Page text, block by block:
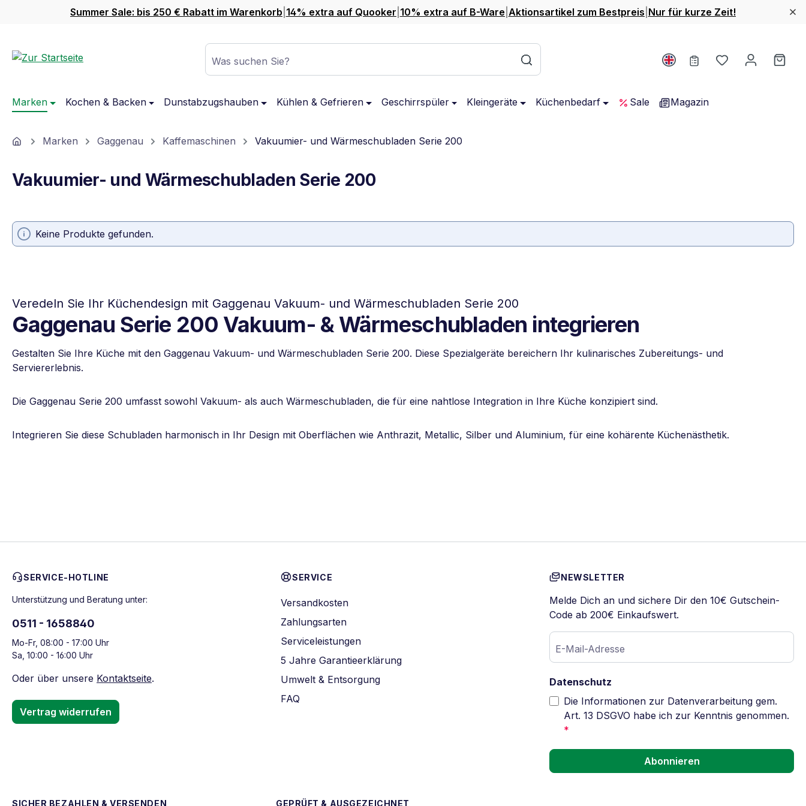
Hauptinhalt springen
Zur Suche springen
Zur Hauptnavigation springen
Summer Sale: bis 250 € Rabatt im Warenkorb 14% extra auf Quooker 10% extra auf B-Ware Aktionsartikel zum Bestpreis Nur für kurze Zeit!
Was suchen Sie? Du hast 0
Marken Kochen & Backen Dunstabzugshauben Kühlen & Gefrieren Geschirrspüler Kleingeräte Küchenbedarf Sale Magazin
HomeMarken Gaggenau Kaffemaschinen Vakuumier- und Wärmeschubladen Serie 200
Vakuumier- und Wärmeschubladen Serie 200
Keine Produkte gefunden.
Veredeln Sie Ihr Küchendesign mit Gaggenau Vakuum- und Wärmeschubladen Serie 200
Gaggenau Serie 200 Vakuum- & Wärmeschubladen integrieren
Gestalten Sie Ihre Küche mit den Gaggenau Vakuum- und Wärmeschubladen Serie 200. Diese Spezialgeräte bereichern Ihr kulinarisches Zubereitungs- und
Serviererlebnis.
Die Gaggenau Serie 200 umfasst sowohl Vakuum- als auch Wärmeschubladen, die für eine nahtlose Integration in Ihre Küche konzipiert sind.
Integrieren Sie diese Schubladen harmonisch in Ihr Design mit Oberflächen wie Anthrazit, Metallic, Silber und Aluminium, für eine kohärente Küchenästhetik.
SERVICE-HOTLINE
Unterstützung und Beratung unter:
0511 - 1658840
Mo-Fr, 08:00 - 17:00 Uhr
Sa, 10:00 - 16:00 Uhr
Oder über unsere Kontaktseite.
Vertrag widerrufen
SERVICE
Versandkosten
Zahlungsarten
Serviceleistungen
5 Jahre Garantieerklärung
Umwelt & Entsorgung
FAQ
NEWSLETTER
Melde Dich an und sichere Dir den 10€ Gutschein-
Code ab 200€ Einkaufswert.
E-Mail-Adresse
Datenschutz
Die Informationen zur Datenverarbeitung gem.
Art. 13 DSGVO habe ich zur Kenntnis genommen.
*
Abonnieren
SICHER BEZAHLEN & VERSENDEN GEPRÜFT & AUSGEZEICHNET